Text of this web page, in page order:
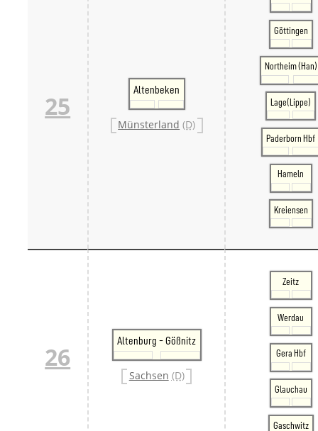
25
Altenbeken
Münsterland (D)
Göttingen
Northeim (Han)
Lage(Lippe)
Paderborn Hbf
Hameln
Kreiensen
26
Altenburg - Gößnitz
Sachsen (D)
Zeitz
Werdau
Gera Hbf
Glauchau
Gaschwitz